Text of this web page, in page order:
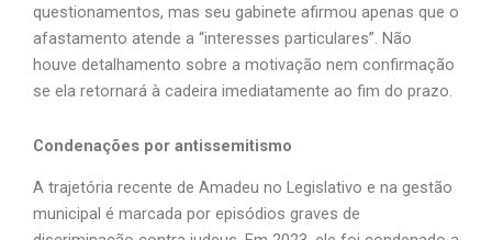
questionamentos, mas seu gabinete afirmou apenas que o
afastamento atende a “interesses particulares”. Não
houve detalhamento sobre a motivação nem confirmação
se ela retornará à cadeira imediatamente ao fim do prazo.
Condenações por antissemitismo
A trajetória recente de Amadeu no Legislativo e na gestão
municipal é marcada por episódios graves de